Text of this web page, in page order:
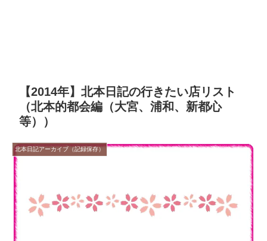
【2014年】北本日記の行きたい店リスト
（北本的都会編（大宮、浦和、新都心
等））
北本日記アーカイブ（記録保存）